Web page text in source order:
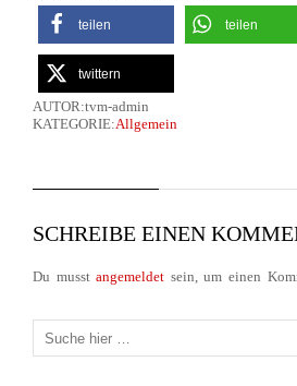
teilen teilen
twittern
AUTOR:tvm-admin
KATEGORIE:Allgemein
SCHREIBE EINEN
Du musstangemeldet sein, um einen